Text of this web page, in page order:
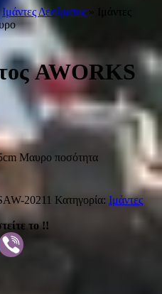
Ιμάντες Δεσίματος » Iμάντες
AWORKS
Μαυρο ποσότητα
20211 Κατηγορία: Ιμάντες
το !!